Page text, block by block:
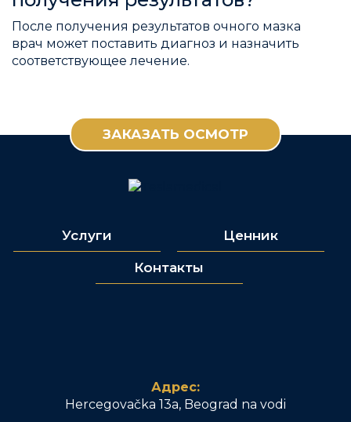
После получения результатов очного мазка
врач может поставить диагноз и назначить
соответствующее лечение.
ЗАКАЗАТЬ ОСМОТР
Услуги Ценник
Контакты
Адрес:
Hercegovačka 13a, Beograd na vodi